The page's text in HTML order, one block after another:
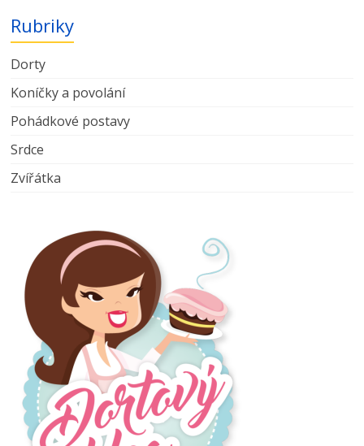
Rubriky
Dorty
Koníčky a povolání
Pohádkové postavy
Srdce
Zvířátka